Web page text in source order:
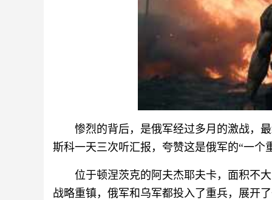
惨烈的背后，是俄军经过多月的激战，
斯科一天三次听汇报，夸赞这是俄军的“一个
位于顿涅茨克的阿夫杰耶夫卡，面积不
战略重镇，俄军和乌军都投入了重兵，展开